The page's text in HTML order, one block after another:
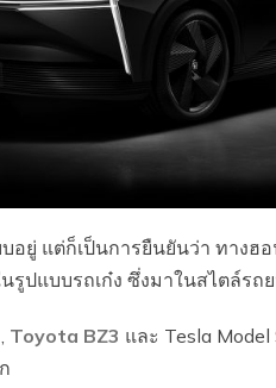
บอยู่ แต่ก็เป็นการยืนยันว่า ทาง
รูปแบบรถเก๋ง ซึ่งมาในสไตล์ร
Toyota BZ3 และ Tesla